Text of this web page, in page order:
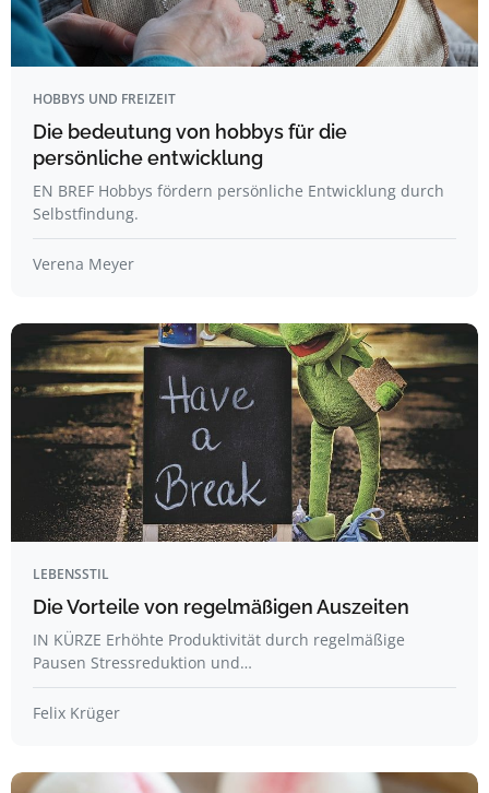
HOBBYS UND FREIZEIT
Die bedeutung von hobbys für die
persönliche entwicklung
EN BREF Hobbys fördern persönliche Entwicklung durch
Selbstfindung.
Verena Meyer
LEBENSSTIL
Die Vorteile von regelmäßigen Auszeiten
IN KÜRZE Erhöhte Produktivität durch regelmäßige
Pausen Stressreduktion und…
Felix Krüger